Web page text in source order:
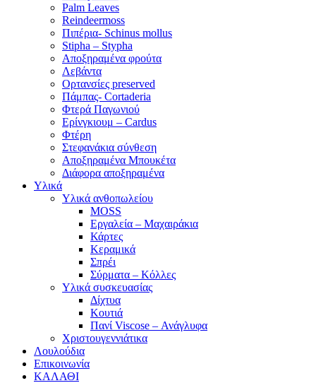
Palm Leaves
Reindeermoss
Πιπέρια- Schinus mollus
Stipha – Stypha
Αποξηραμένα φρούτα
Λεβάντα
Ορτανσίες preserved
Πάμπας- Cortaderia
Φτερά Παγωνιού
Ερίνγκιουμ – Cardus
Φτέρη
Στεφανάκια σύνθεση
Αποξηραμένα Μπουκέτα
Διάφορα αποξηραμένα
Υλικά
Υλικά ανθοπωλείου
MOSS
Εργαλεία – Μαχαιράκια
Κάρτες
Κεραμικά
Σπρέι
Σύρματα – Κόλλες
Υλικά συσκευασίας
Δίχτυα
Κουτιά
Πανί Viscose – Ανάγλυφα
Χριστουγεννιάτικα
Λουλούδια
Επικοινωνία
ΚΑΛΑΘΙ